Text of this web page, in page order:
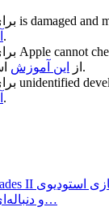
is damaged and
استفاده کنید.
Apple cannot
از این آموزش
استفاده کنید.
unidentified
استفاده کنید.
Supergiant Games و دنباله‌ای…